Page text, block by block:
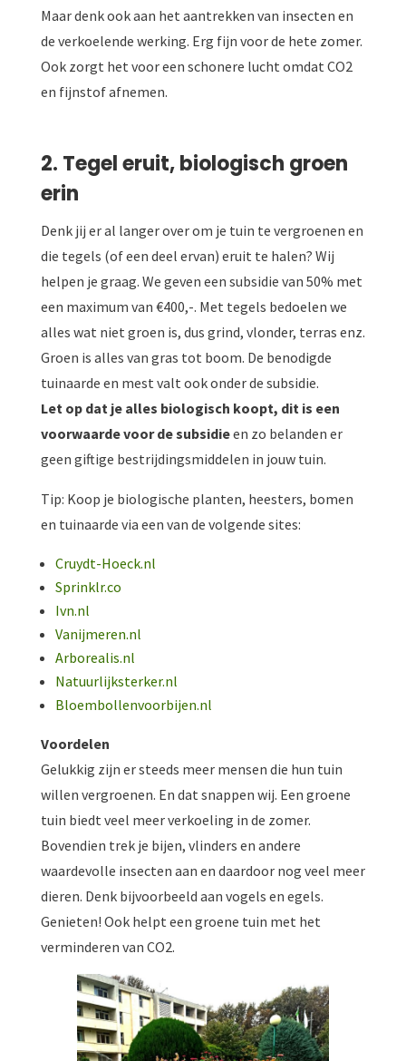
Maar denk ook aan het aantrekken van insecten en
de verkoelende werking. Erg fijn voor de hete zomer.
Ook zorgt het voor een schonere lucht omdat CO2
en fijnstof afnemen.
2. Tegel eruit, biologisch groen
erin
Denk jij er al langer over om je tuin te vergroenen en
die tegels (of een deel ervan) eruit te halen? Wij
helpen je graag. We geven een subsidie van 50% met
een maximum van €400,-. Met tegels bedoelen we
alles wat niet groen is, dus grind, vlonder, terras enz.
Groen is alles van gras tot boom. De benodigde
tuinaarde en mest valt ook onder de subsidie.
Let op dat je alles biologisch koopt, dit is een
voorwaarde voor de subsidieen zo belanden er
geen giftige bestrijdingsmiddelen in jouw tuin.
Tip: Koop je biologische planten, heesters, bomen
en tuinaarde via een van de volgende sites:
Cruydt-Hoeck.nl
Sprinklr.co
Ivn.nl
Vanijmeren.nl
Arborealis.nl
Natuurlijksterker.nl
Bloembollenvoorbijen.nl
Voordelen
Gelukkig zijn er steeds meer mensen die hun tuin
willen vergroenen. En dat snappen wij. Een groene
tuin biedt veel meer verkoeling in de zomer.
Bovendien trek je bijen, vlinders en andere
waardevolle insecten aan en daardoor nog veel meer
dieren. Denk bijvoorbeeld aan vogels en egels.
Genieten! Ook helpt een groene tuin met het
verminderen van CO2.